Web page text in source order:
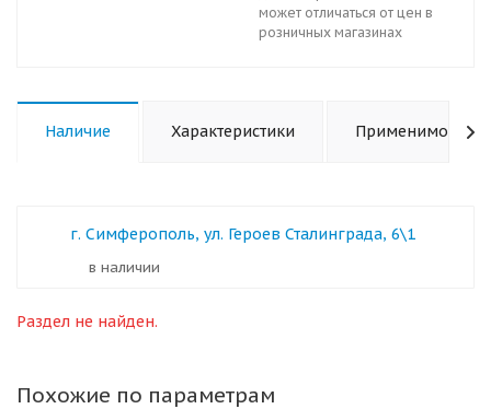
может отличаться от цен в
розничных магазинах
Наличие Характеристики Применимость
г. Симферополь, ул. Героев Сталинграда, 6\1
в наличии
Раздел не найден.
Похожие по параметрам